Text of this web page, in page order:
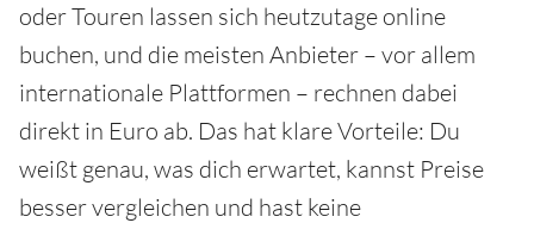
oder Touren lassen sich heutzutage online
buchen, und die meisten Anbieter – vor allem
internationale Plattformen – rechnen dabei
direkt in Euro ab. Das hat klare Vorteile: Du
weißt genau, was dich erwartet, kannst Preise
besser vergleichen und hast keine